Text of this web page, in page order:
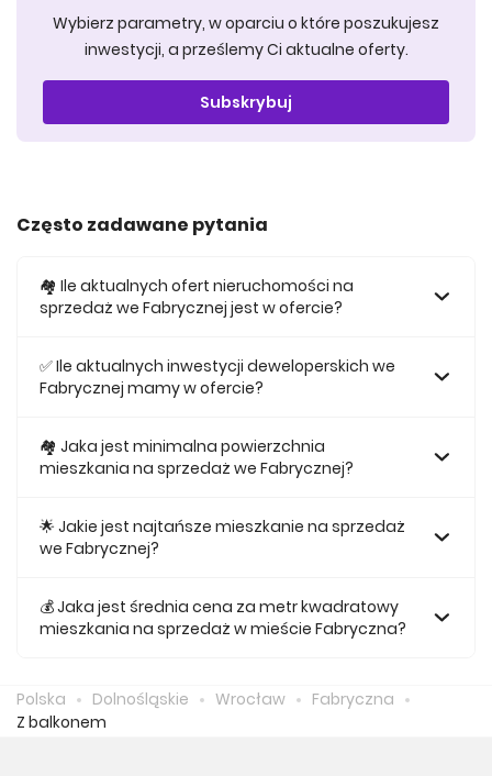
Wybierz parametry, w oparciu o które poszukujesz
inwestycji, a prześlemy Ci aktualne oferty.
Subskrybuj
Często zadawane pytania
🏘️ Ile aktualnych ofert nieruchomości na
sprzedaż we Fabrycznej jest w ofercie?
we Fabrycznej.
✅ Ile aktualnych inwestycji deweloperskich we
Fabrycznej mamy w ofercie?
deweloperskich we Fabrycznej.
🏘 Jaka jest minimalna powierzchnia
mieszkania na sprzedaż we Fabrycznej?
Fabrycznej jest 27,87.
🌟 Jakie jest najtańsze mieszkanie na sprzedaż
we Fabrycznej?
ofercie kosztuje 385 303 zł.
💰 Jaka jest średnia cena za metr kwadratowy
mieszkania na sprzedaż w mieście Fabryczna?
Polska Dolnośląskie Wrocław
Fabryczna
Z balkonem